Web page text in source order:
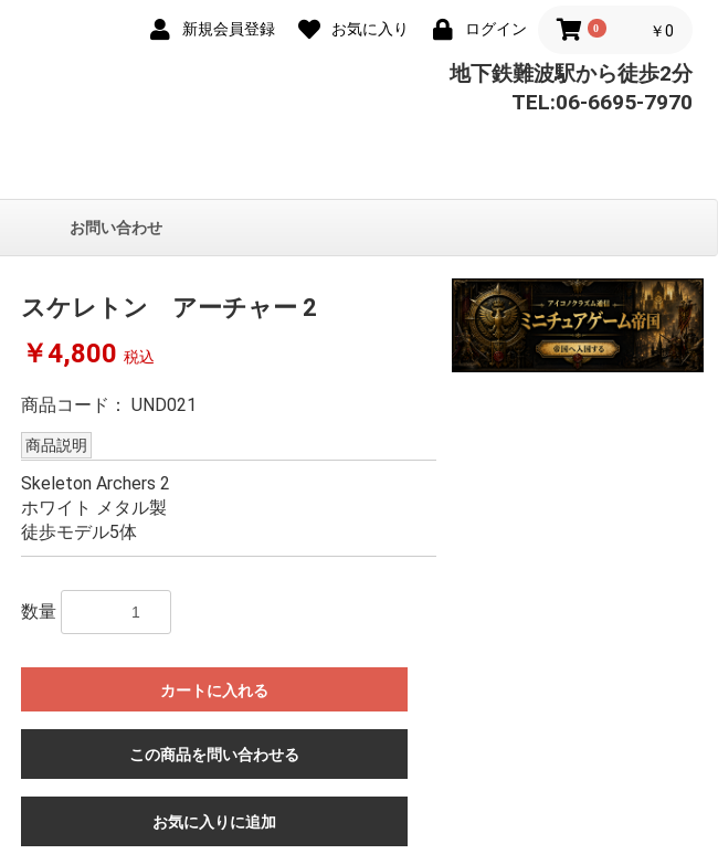
新規会員登録 お気に入り ログイン 0 ￥0
地下鉄難波駅から徒歩2分
TEL:06-6695-7970
お問い合わせ
スケレトン アーチャー 2
￥4,800 税込
商品コード：UND021
商品説明
Skeleton Archers 2
ホワイト メタル製
徒歩モデル5体
数量
カートに入れる
この商品を問い合わせる
お気に入りに追加